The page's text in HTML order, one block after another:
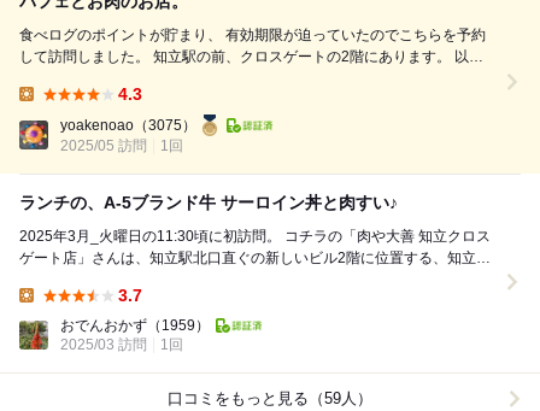
食べログのポイントが貯まり、 有効期限が迫っていたのでこちらを予約
して訪問しました。 知立駅の前、クロスゲートの2階にあります。 以前
予約したのは 「旬のフルーツパフェ付 おまかせブランド牛焼肉コース」
8800...
4.3
yoakenoao （3075）
2025/05 訪問
1回
ランチの、A-5ブランド牛 サーロイン丼と肉すい♪
2025年3月_火曜日の11:30頃に初訪問。 コチラの「肉や大善 知立クロス
ゲート店」さんは、知立駅北口直ぐの新しいビル2階に位置する、知立で
3.7
おでんおかず （1959）
2025/03 訪問
1回
口コミをもっと見る（59人）